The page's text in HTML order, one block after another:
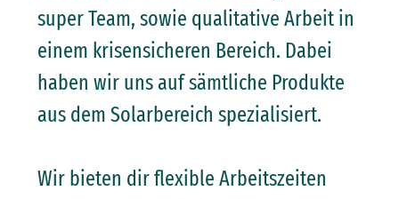
super Team, sowie qualitative Arbeit in
einem krisensicheren Bereich. Dabei
haben wir uns auf sämtliche Produkte
aus dem Solarbereich spezialisiert.
Wir bieten dir flexible Arbeitszeiten